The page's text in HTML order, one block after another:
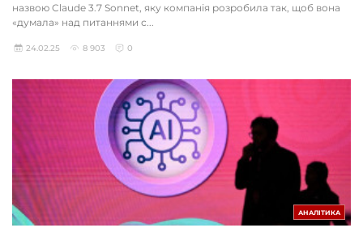
назвою Claude 3.7 Sonnet, яку компанія розробила так, щоб вона
«думала» над питаннями с...
24.02.25 8 903 0
АНАЛІТИКА